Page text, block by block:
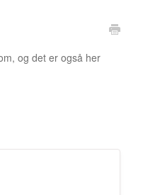
og det er også her